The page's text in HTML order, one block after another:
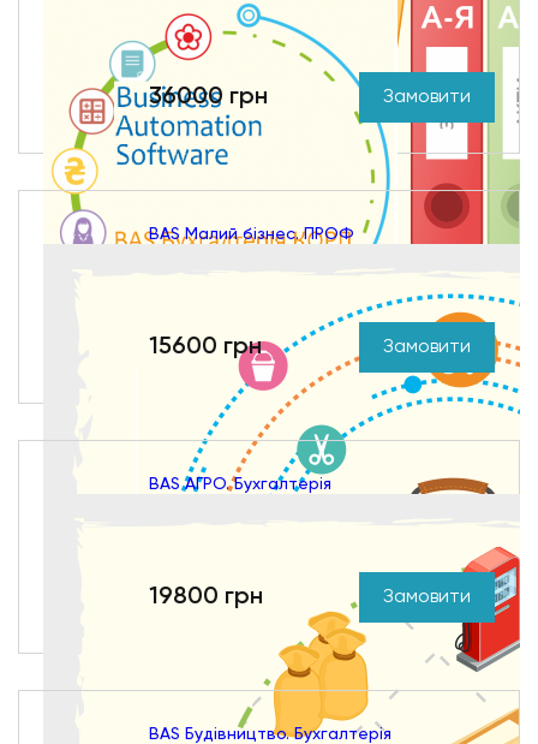
36000 грн Замовити
BAS Малий бізнес. ПРОФ
15600 грн Замовити
BAS АГРО. Бухгалтерія
19800 грн Замовити
BAS Будівництво. Бухгалтерія